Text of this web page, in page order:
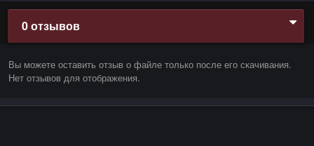
0 отзывов
Вы можете оставить отзыв о файле только после его скачивания.
Нет отзывов для отображения.